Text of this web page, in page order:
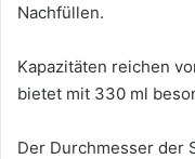
Nachfüllen.
Kapazitäten reichen
bietet mit 330 ml
Der Durchmesser der